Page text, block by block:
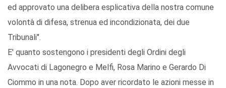
ed approvato una delibera esplicativa della nostra comune
volontà di difesa, strenua ed incondizionata, dei due
Tribunali".
E' quanto sostengono i presidenti degli Ordini degli
Avvocati di Lagonegro e Melfi, Rosa Marino e Gerardo Di
Ciommo in una nota. Dopo aver ricordato le azioni messe in